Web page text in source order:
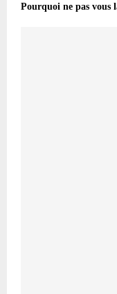
Pourquoi ne pas vous